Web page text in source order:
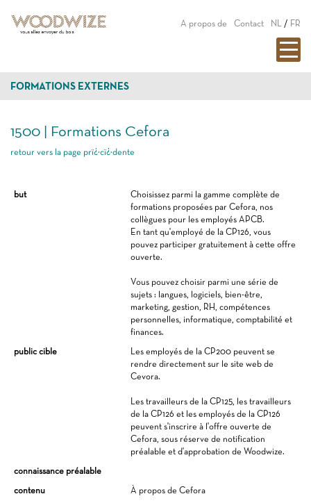
A propos de Contact NL / FR
FORMATIONS EXTERNES
1500 | Formations Cefora
retour vers la page prï¿½cï¿½dente
but
Choisissez parmi la gamme complète de
formations proposées par Cefora, nos
collègues pour les employés APCB.
En tant qu'employé de la CP126, vous
pouvez participer gratuitement à cette offre
ouverte.
Vous pouvez choisir parmi une série de
sujets : langues, logiciels, bien-être,
marketing, gestion, RH, compétences
personnelles, informatique, comptabilité et
finances.
public cible
Les employés de la CP200 peuvent se
rendre directement sur le site web de
Cevora.
Les travailleurs de la CP125, les travailleurs
de la CP126 et les employés de la CP126
peuvent s'inscrire à l'offre ouverte de
Cefora, sous réserve de notification
préalable et d'approbation de Woodwize.
connaissance préalable
contenu
À propos de Cefora